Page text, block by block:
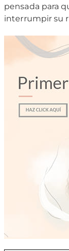
pensada para
interrumpir su